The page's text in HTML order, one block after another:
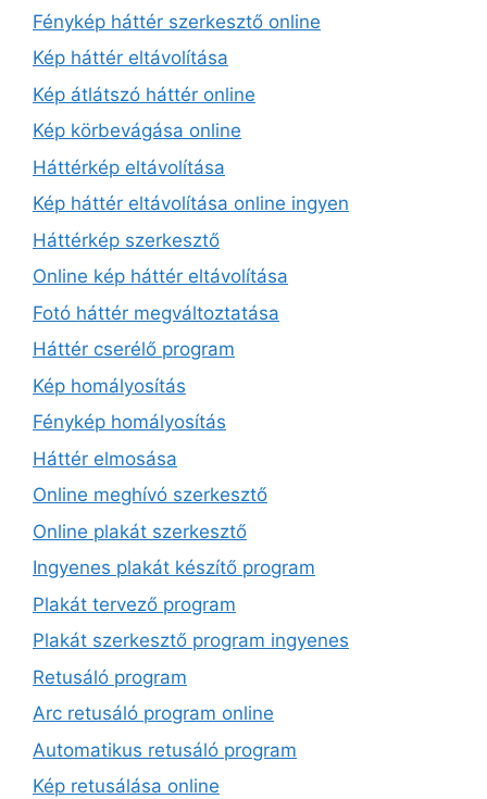
Fénykép háttér szerkesztő online
Kép háttér eltávolítása
Kép átlátszó háttér online
Kép körbevágása online
Háttérkép eltávolítása
Kép háttér eltávolítása online ingyen
Háttérkép szerkesztő
Online kép háttér eltávolítása
Fotó háttér megváltoztatása
Háttér cserélő program
Kép homályosítás
Fénykép homályosítás
Háttér elmosása
Online meghívó szerkesztő
Online plakát szerkesztő
Ingyenes plakát készítő program
Plakát tervező program
Plakát szerkesztő program ingyenes
Retusáló program
Arc retusáló program online
Automatikus retusáló program
Kép retusálása online